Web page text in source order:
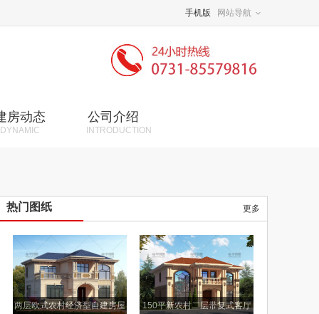
手机版 网站导航
房动态
DYNAMIC
公司介绍
INTRODUCTION
热门图纸 更多
两层欧式农村经济型自建房屋
150平新农村二层带复式客厅